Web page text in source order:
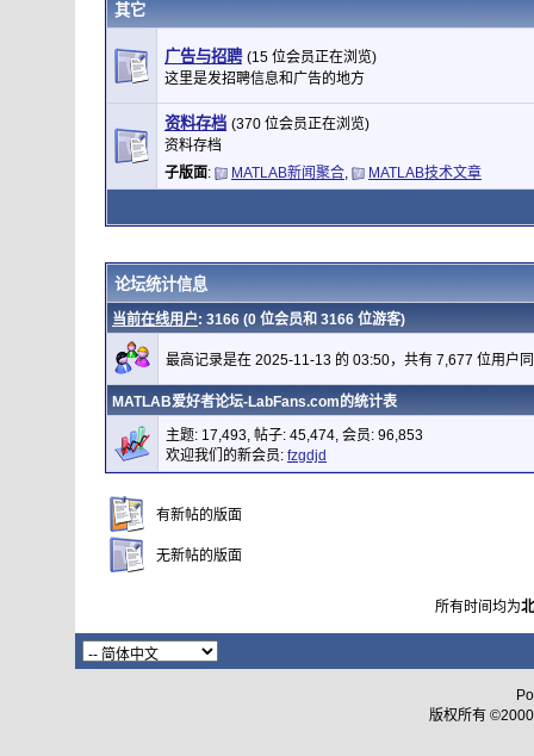
其它
广告与招聘 (15 位会员正在浏览)
这里是发招聘信息和广告的地方
资料存档 (370 位会员正在浏览)
资料存档
子版面: MATLAB新闻聚合, MATLAB技术文章
论坛统计信息
当前在线用户: 3166 (0 位会员和 3166 位游客)
最高记录是在 2025-11-13 的 03:50，共有 7,677 位用户
MATLAB爱好者论坛-LabFans.com的统计表
主题: 17,493, 帖子: 45,474, 会员: 96,853
欢迎我们的新会员: fzgdjd
有新帖的版面
无新帖的版面
所有时间均为
版权所有